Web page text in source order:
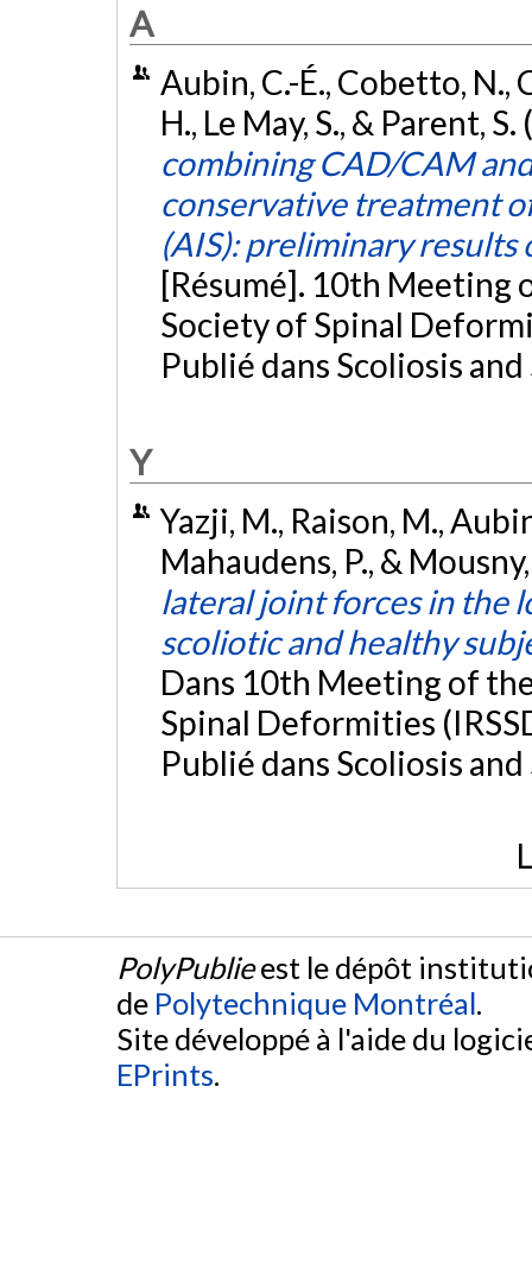
A
Aubin, C.-É., Cobetto, N.,
H., Le May, S., & Parent,
combining CAD/CAM
conservative treatment
(AIS): preliminary
[Résumé]. 10th Meeting
Society of Spinal
Publié dans Scoliosis
Y
Yazji, M., Raison, M.,
Mahaudens, P., &
lateral joint forces in the
scoliotic and healthy
Dans 10th Meeting of
Spinal Deformities
Publié dans Scoliosis
PolyPublieest le dépôt
de Polytechnique Montréal.
Site développé à l'aide du
EPrints.